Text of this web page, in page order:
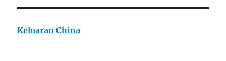
Keluaran China